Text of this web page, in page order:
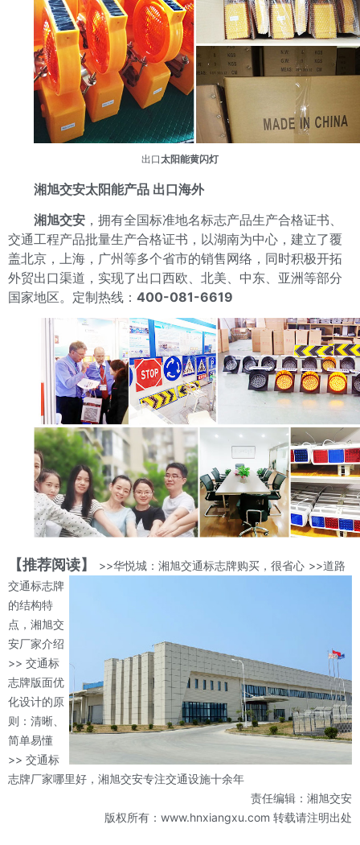
出口太阳能黄闪灯
湘旭交安太阳能产品 出口海外
湘旭交安 ，拥有全国标准地名标志产品生产合格证书、
交通工程产品批量生产合格证书，以湖南为中心，建立了覆
盖北京，上海，广州等多个省市的销售网络，同时积极开拓
外贸出口渠道，实现了出口西欧、北美、中东、亚洲等部分
国家地区。定制热线： 400-081-6619
【推荐阅读】 >>华悦城：湘旭交通标志牌购买，很省心 >>道路
交通标志牌
的结构特
点，湘旭交
安厂家介绍
>> 交通标
志牌版面优
化设计的原
则：清晰、
简单易懂
>> 交通标
志牌厂家哪里好，湘旭交安专注交通设施十余年
责任编辑：湘旭交安
版权所有：www.hnxiangxu.com 转载请注明出处